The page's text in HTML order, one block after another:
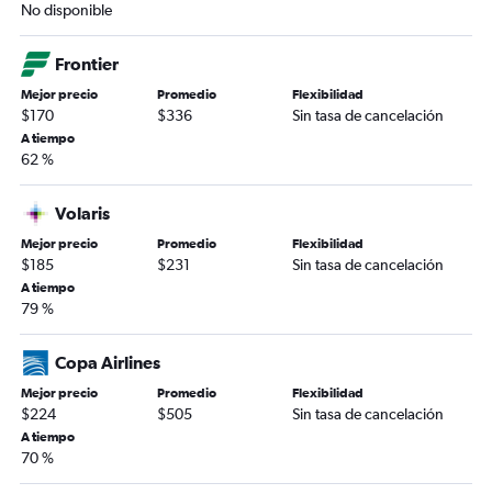
No disponible
Frontier
Mejor precio
$170
Promedio
$336
Flexibilidad
Sin tasa de cancelación
A tiempo
62 %
Volaris
Mejor precio
$185
Promedio
$231
Flexibilidad
Sin tasa de cancelación
A tiempo
79 %
Copa Airlines
Mejor precio
$224
Promedio
$505
Flexibilidad
Sin tasa de cancelación
A tiempo
70 %